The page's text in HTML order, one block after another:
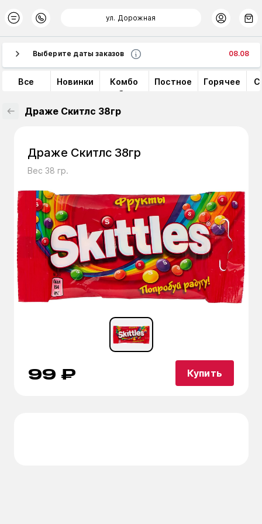
ул. Дорожная
Выберите даты заказов 08.08
Все Новинки
Комбо
наборы
Постное Горячее
Драже Скитлс 38гр
Драже Скитлс 38гр
Вес 38 гр.
99 ₽ Купить